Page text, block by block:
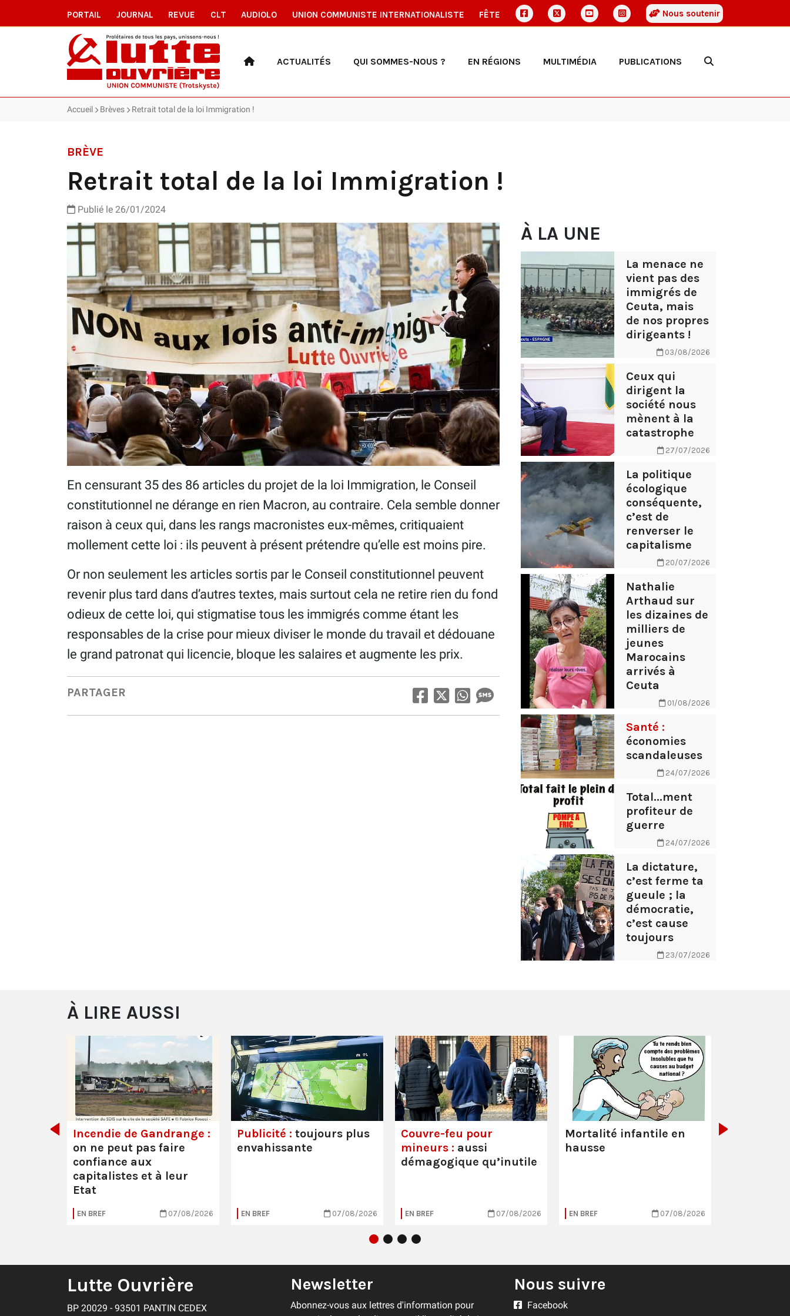
PORTAIL JOURNAL REVUE CLT AUDIOLO UNION COMMUNISTE INTERNATIONALISTE FÊTE Nous soutenir
ACTUALITÉS QUI SOMMES-NOUS ? EN RÉGIONS MULTIMÉDIA PUBLICATIONS
Accueil Brèves Retrait total de la loi Immigration !
BRÈVE
Retrait total de la loi Immigration !
Publié le 26/01/2024
En censurant 35 des 86 articles du projet de la loi Immigration, le Conseil
constitutionnel ne dérange en rien Macron, au contraire. Cela semble donner
raison à ceux qui, dans les rangs macronistes eux-mêmes, critiquaient
mollement cette loi : ils peuvent à présent prétendre qu’elle est moins pire.
Or non seulement les articles sortis par le Conseil constitutionnel peuvent
revenir plus tard dans d’autres textes, mais surtout cela ne retire rien du fond
odieux de cette loi, qui stigmatise tous les immigrés comme étant les
responsables de la crise pour mieux diviser le monde du travail et dédouane
le grand patronat qui licencie, bloque les salaires et augmente les prix.
PARTAGER
À LA UNE
La menace ne
vient pas des
immigrés de
Ceuta, mais
de nos propres
dirigeants !
03/08/2026
Ceux qui
dirigent la
société nous
mènent à la
catastrophe
27/07/2026
La politique
écologique
conséquente,
c’est de
renverser le
capitalisme
20/07/2026
Nathalie
Arthaud sur
les dizaines de
milliers de
jeunes
Marocains
arrivés à
Ceuta
01/08/2026
Santé :
économies
scandaleuses
24/07/2026
Total...ment
profiteur de
guerre
24/07/2026
La dictature,
c’est ferme ta
gueule ; la
démocratie,
c’est cause
toujours
23/07/2026
À LIRE AUSSI
Incendie de Gandrange :
on ne peut pas faire
confiance aux
capitalistes et à leur
Etat
EN BREF 07/08/2026
Publicité : toujours plus
envahissante
EN BREF 07/08/2026
Couvre-feu pour
mineurs : aussi
démagogique qu’inutile
EN BREF 07/08/2026
Mortalité infantile en
hausse
EN BREF 07/08/2026
Lutte Ouvrière
BP 20029 - 93501 PANTIN CEDEX
Newsletter
Abonnez-vous aux lettres d'information pour
Nous suivre
Facebook